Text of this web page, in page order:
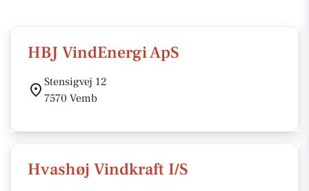
HBJ VindEnergi ApS
Stensigvej 12
7570 Vemb
Hvashøj Vindkraft I/S